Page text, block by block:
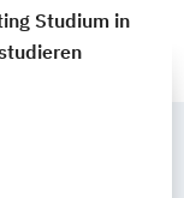
Studium in